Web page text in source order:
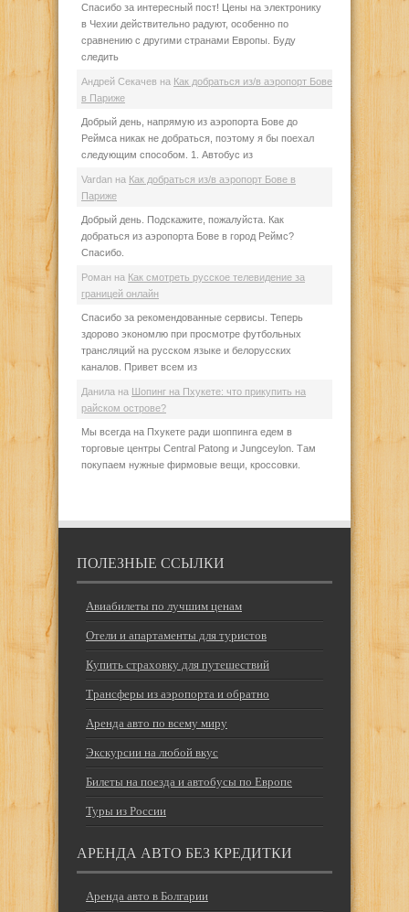
Спасибо за интересный пост! Цены на электронику
в Чехии действительно радуют, особенно по
сравнению с другими странами Европы. Буду
следить
Андрей Секачев на Как добраться из/в аэропорт Бове
в Париже
Добрый день, напрямую из аэропорта Бове до
Реймса никак не добраться, поэтому я бы поехал
следующим способом. 1. Автобус из
Vardan на Как добраться из/в аэропорт Бове в
Париже
Добрый день. Подскажите, пожалуйста. Как
добраться из аэропорта Бове в город Реймс?
Спасибо.
Роман на Как смотреть русское телевидение за
границей онлайн
Спасибо за рекомендованные сервисы. Теперь
здорово экономлю при просмотре футбольных
трансляций на русском языке и белорусских
каналов. Привет всем из
Данила на Шопинг на Пхукете: что прикупить на
райском острове?
Мы всегда на Пхукете ради шоппинга едем в
торговые центры Central Patong и Jungceylon. Там
покупаем нужные фирмовые вещи, кроссовки.
ПОЛЕЗНЫЕ ССЫЛКИ
Авиабилеты по лучшим ценам
Отели и апартаменты для туристов
Купить страховку для путешествий
Трансферы из аэропорта и обратно
Аренда авто по всему миру
Экскурсии на любой вкус
Билеты на поезда и автобусы по Европе
Туры из России
АРЕНДА АВТО БЕЗ КРЕДИТКИ
Аренда авто в Болгарии